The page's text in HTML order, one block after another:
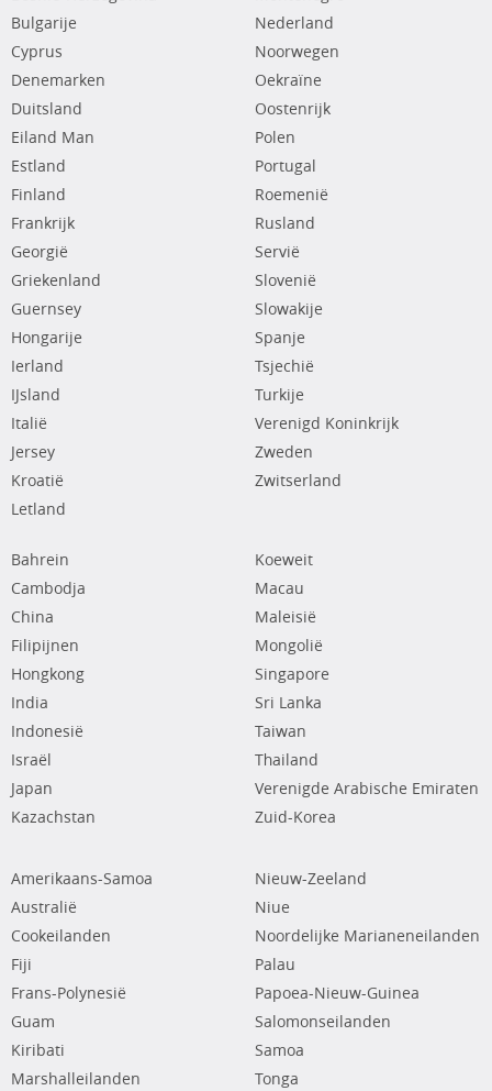
Bulgarije
Cyprus
Denemarken
Duitsland
Eiland Man
Estland
Finland
Frankrijk
Georgië
Griekenland
Guernsey
Hongarije
Ierland
IJsland
Italië
Jersey
Kroatië
Letland
Nederland
Noorwegen
Oekraïne
Oostenrijk
Polen
Portugal
Roemenië
Rusland
Servië
Slovenië
Slowakije
Spanje
Tsjechië
Turkije
Verenigd Koninkrijk
Zweden
Zwitserland
Bahrein
Cambodja
China
Filipijnen
Hongkong
India
Indonesië
Israël
Japan
Kazachstan
Koeweit
Macau
Maleisië
Mongolië
Singapore
Sri Lanka
Taiwan
Thailand
Verenigde Arabische Emiraten
Zuid-Korea
Amerikaans-Samoa
Australië
Cookeilanden
Fiji
Frans-Polynesië
Guam
Kiribati
Marshalleilanden
Nieuw-Zeeland
Niue
Noordelijke Marianeneilanden
Palau
Papoea-Nieuw-Guinea
Salomonseilanden
Samoa
Tonga